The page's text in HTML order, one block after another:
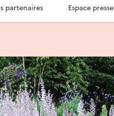
partenaires Espace presse